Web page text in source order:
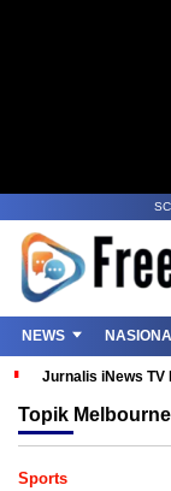
NEWS
Jurnalis iNews TV
Topik
Sports